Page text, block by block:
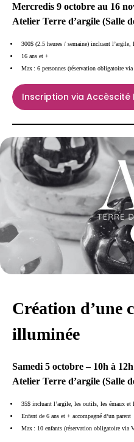
Mercredis 9 octobre au 16
Atelier Terre d’argile (Salle
300$ (2.5 heures / semaine) incluant
16 ans et +
Max : 6 personnes (réservation obligatoire
Inscription via Accèscité
Création d’une
illuminée
Samedi 5 octobre – 10h à 12h
Atelier Terre d’argile (Salle
35$ incluant l’argile, les outils, les émaux et
Enfant de 6 ans et + accompagné d’un parent
Max : 10 enfants (réservation obligatoire via